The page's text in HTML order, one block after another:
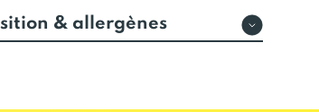
& allergènes